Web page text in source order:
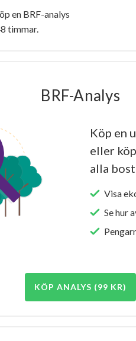
en BRF-analys
timmar.
BRF-Analys
Köp en
eller
alla
Visa
Se hur
KÖP ANALYS (99 KR)